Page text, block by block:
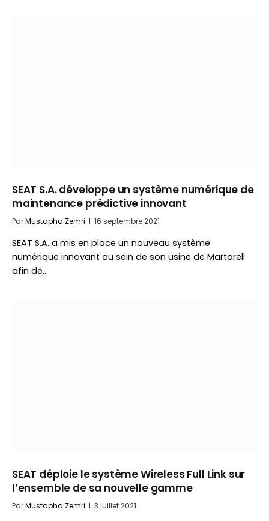
SEAT S.A. développe un système numérique de
maintenance prédictive innovant
ParMustapha Zemri 16 septembre 2021
SEAT S.A. a mis en place un nouveau système
numérique innovant au sein de son usine de Martorell
afin de…
SEAT déploie le système Wireless Full Link sur
l’ensemble de sa nouvelle gamme
ParMustapha Zemri 3 juillet 2021